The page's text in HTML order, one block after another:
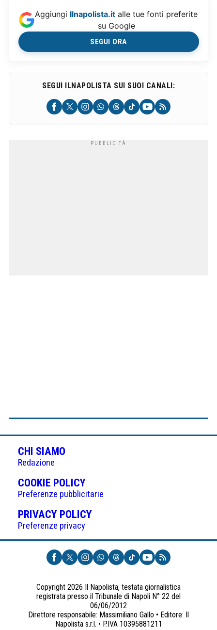
Aggiungi Ilnapolista.it alle tue fonti preferite
su Google
SEGUI ORA
SEGUI ILNAPOLISTA SUI SUOI CANALI:
CHI SIAMO
Redazione
COOKIE POLICY(APRE
IN
UNA
NUOVA
Preferenze pubblicitarie
PRIVACY POLICY(APRE
UNA
NUOVA
SCHEDA)
Preferenze privacy
Copyright 2026 Il Napolista, testata giornalistica
registrata presso il Tribunale di Napoli N° 22 del
06/06/2012
Direttore responsabile: Massimiliano Gallo • Editore: Il
Napolista s.r.l. • P.IVA 10395881211